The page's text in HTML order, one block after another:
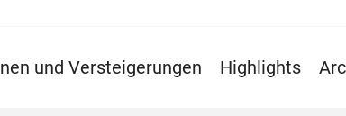
und Versteigerungen Highlights